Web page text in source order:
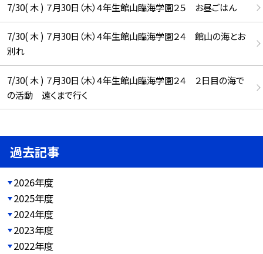
7/30( 木 ) ７月30日（木）４年生館山臨海学園２５ お昼ごはん
7/30( 木 ) ７月30日（木）４年生館山臨海学園２４ 館山の海とお
別れ
7/30( 木 ) ７月30日（木）４年生館山臨海学園２４ ２日目の海で
の活動 遠くまで行く
過去記事
2026年度
2025年度
2024年度
2023年度
2022年度